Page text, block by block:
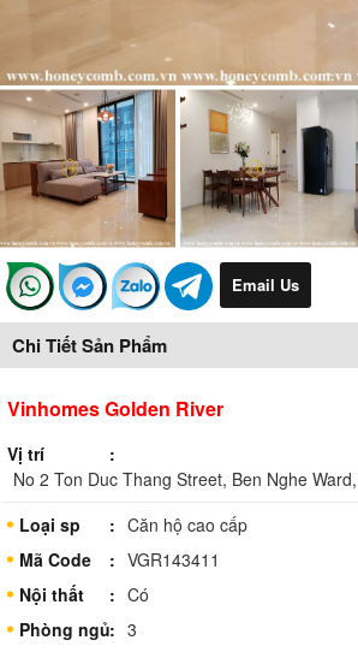
Email Us
Chi Tiết Sản Phẩm
Vinhomes Golden River
Vị trí
No 2 Ton Duc Thang Street, Ben Nghe
Loại sp
Căn hộ cao cấp
Mã Code
VGR143411
Nội thất
Có
Phòng ngủ
3